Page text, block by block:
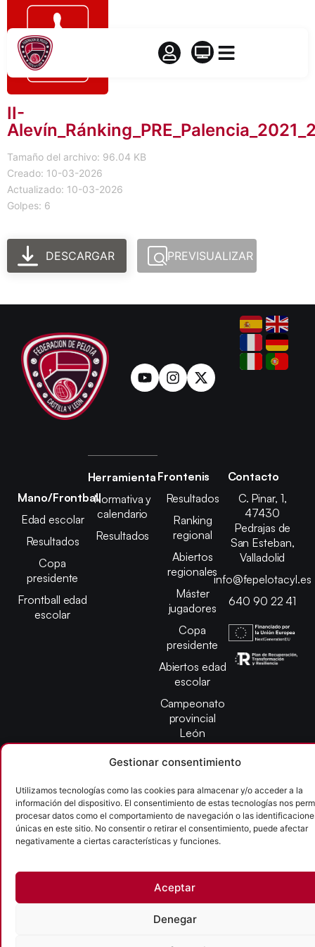
Gestionar consentimiento
Utilizamos tecnologías como las cookies para almacenar y/o acceder a la
información del dispositivo. El consentimiento de estas tecnologías nos
procesar datos como el comportamiento de navegación o las
únicas en este sitio. No consentir o retirar el consentimiento, puede afectar
negativamente a ciertas características y funciones.
Aceptar
Denegar
II-
Tamaño del archivo: 96.04 KB
Creado: 10-03-2026
Actualizado: 10-03-2026
Golpes: 6
DESCARGAR PREVISUALIZAR
Mano/Frontball
Edad escolar
Resultados
Copa
presidente
Frontball edad
escolar
Herramienta
Normativa y
calendario
Resultados
Frontenis
Resultados
Ranking
regional
Abiertos
regionales
Máster
jugadores
Copa
presidente
Abiertos edad
escolar
Campeonato
provincial
León
Contacto
C. Pinar, 1,
47430
Pedrajas de
San Esteban,
Valladolid
info@fepelotacyl.es
640 90 22 41
Federación Pelota Castilla y León | FePelotaCyL
| Desarrollado porTOOOLS
Aviso LegalPolítica de Cookies Política de Privacidad